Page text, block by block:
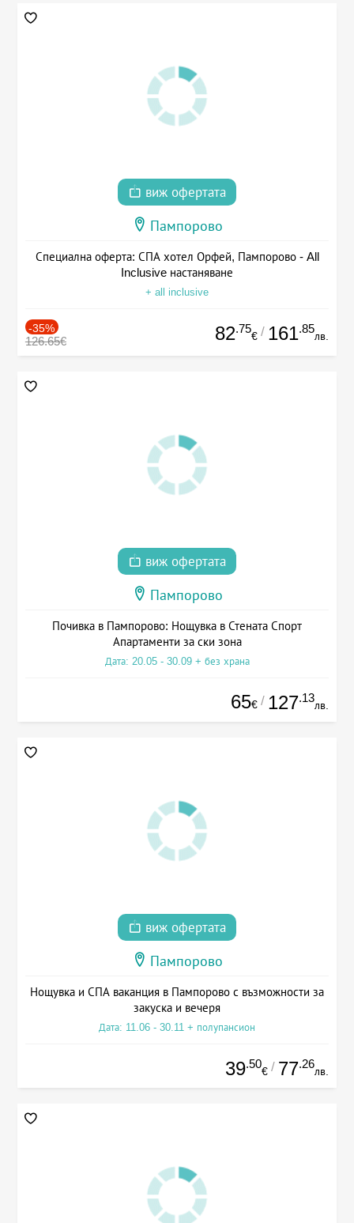
виж офертата
Пампорово
Специална оферта: СПА хотел Орфей, Пампорово - All
Inclusive настаняване
+ all inclusive
-35%
126.65€ 82.75
€ / 161.85
лв.
виж офертата
Пампорово
Почивка в Пампорово: Нощувка в Стената Спорт
Апартаменти за ски зона
Дата: 20.05 - 30.09 + без храна
65€ / 127.13
лв.
виж офертата
Пампорово
Нощувка и СПА ваканция в Пампорово с възможности за
закуска и вечеря
Дата: 11.06 - 30.11 + полупансион
39.50
€ / 77.26
лв.